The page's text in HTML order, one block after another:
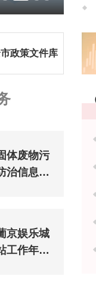
政策文件库
体废物污
治信息公
京娱乐城
工作年度